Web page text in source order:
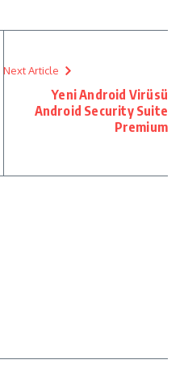
Next Article
Yeni Android Virüsü
Android Security Suite
Premium